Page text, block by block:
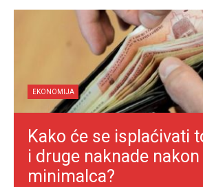
EKONOMIJA
Kako će se isplaćivati
i druge naknade
minimalca?